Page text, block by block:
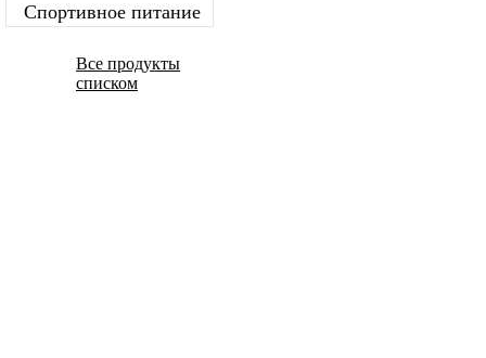
Спортивное питание
Все продукты
списком